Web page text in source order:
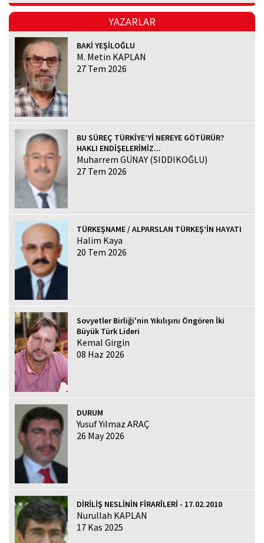
YAZARLAR
BAKİ YEŞİLOĞLU
M. Metin KAPLAN
27 Tem 2026
BU SÜREÇ TÜRKİYE’Yİ NEREYE GÖTÜRÜR?
HAKLI ENDİŞELERİMİZ...
Muharrem GÜNAY (SIDDIKOĞLU)
27 Tem 2026
TÜRKEŞNAME / ALPARSLAN TÜRKEŞ’İN HAYATI
Halim Kaya
20 Tem 2026
Sovyetler Birliği'nin Yıkılışını Öngören İki
Büyük Türk Lideri
Kemal Girgin
08 Haz 2026
DURUM
Yusuf Yılmaz ARAÇ
26 May 2026
DİRİLİŞ NESLİNİN FİRARÎLERİ - 17.02.2010
Nurullah KAPLAN
17 Kas 2025